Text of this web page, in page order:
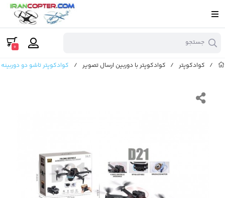
جستجو 0
/ کوادکوپتر / کوادکوپتر با دوربین ارسال تصویر / کوادکوپتر تاشو دو دوربینه D21 با موتور براشلس و یک باتری اضافه